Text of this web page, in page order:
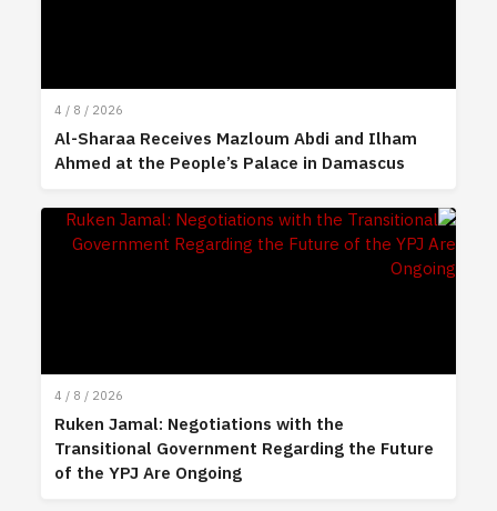
4 / 8 / 2026
Al-Sharaa Receives Mazloum Abdi and Ilham
Ahmed at the People’s Palace in Damascus
4 / 8 / 2026
Ruken Jamal: Negotiations with the
Transitional Government Regarding the Future
of the YPJ Are Ongoing